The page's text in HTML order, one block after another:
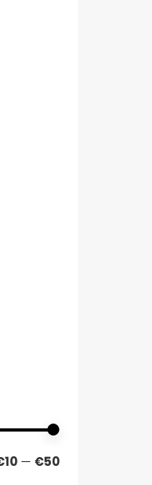
Min.
Max.
— €50